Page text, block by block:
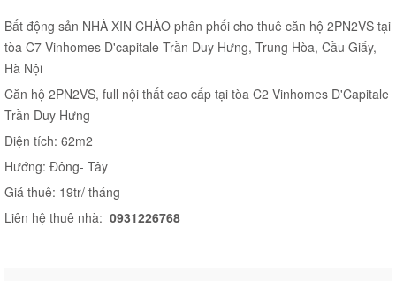
Bất động sản NHÀ XIN CHÀO phân phối cho thuê căn hộ 2PN2VS tại
tòa C7 Vinhomes D'capitale Trần Duy Hưng, Trung Hòa, Cầu Giấy,
Hà Nội
Căn hộ 2PN2VS, full nội thất cao cấp tại tòa C2 Vinhomes D'Capitale
Trần Duy Hưng
Diện tích: 62m2
Hướng: Đông- Tây
Giá thuê: 19tr/ tháng
Liên hệ thuê nhà: 0931226768